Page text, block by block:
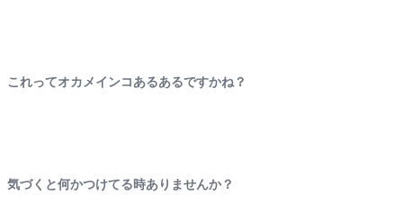
これってオカメインコあるあるですかね？
気づくと何かつけてる時ありませんか？